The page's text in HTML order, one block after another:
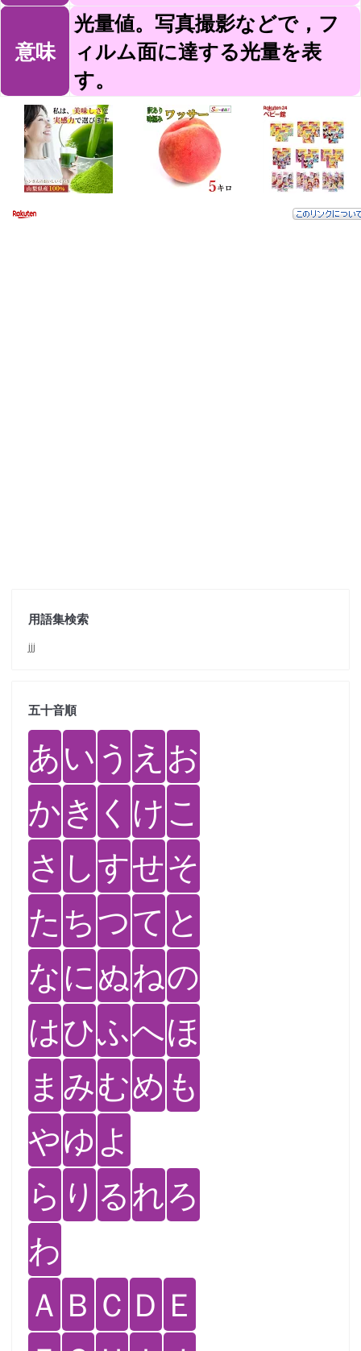
意味
光量値。写真撮影などで，フ
ィルム面に達する光量を表
す。
用語集検索
jjj
五十音順
あい う え お
かき く けこ
さ しすせそ
た ちつて と
なにぬねの
はひふへほ
ま みむめ も
やゆ よ
ら り るれろ
わ
Ａ Ｂ Ｃ Ｄ Ｅ